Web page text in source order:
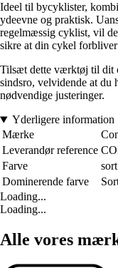
Ideel til bycyklister,
ydeevne og praktisk.
regelmæssig cyklist, vil
sikre at din cykel
Tilsæt dette værktøj til dit
sindsro, velvidende at du
nødvendige justeringer.
Yderligere information
Mærke
Leverandør reference
Farve
sort
Dominerende farve
Loading...
Loading...
Alle vores